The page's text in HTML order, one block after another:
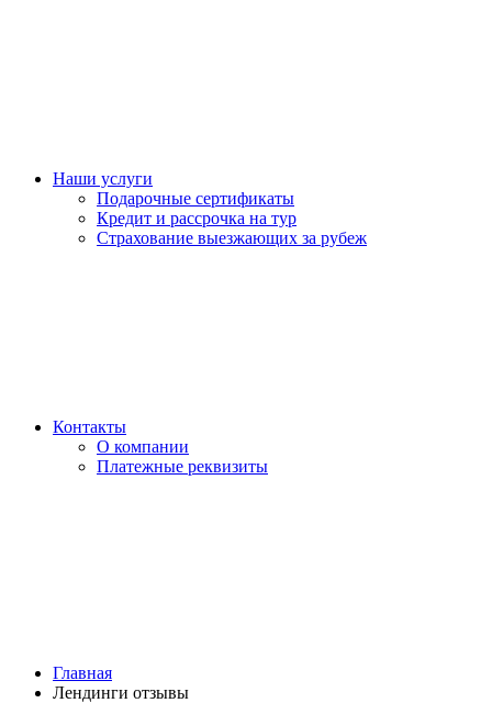
Наши услуги
Подарочные сертификаты
Кредит и рассрочка на тур
Страхование выезжающих за рубеж
Контакты
О компании
Платежные реквизиты
Главная
Лендинги отзывы